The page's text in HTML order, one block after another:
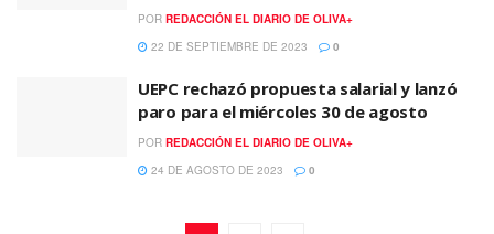
POR REDACCIÓN EL DIARIO DE OLIVA+
22 DE SEPTIEMBRE DE 2023
0
UEPC rechazó propuesta salarial y lanzó
paro para el miércoles 30 de agosto
POR REDACCIÓN EL DIARIO DE OLIVA+
24 DE AGOSTO DE 2023
0